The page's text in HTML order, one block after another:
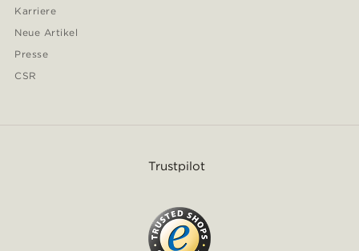
Karriere
Neue Artikel
Presse
CSR
Trustpilot